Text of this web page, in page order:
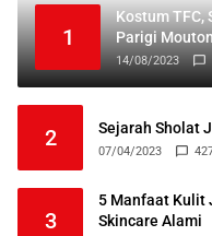
1
Kostum TFC,
Parigi
14/08/2023
2 Sejarah Sholat
07/04/2023
3
5 Manfaat Kulit
Skincare Alami